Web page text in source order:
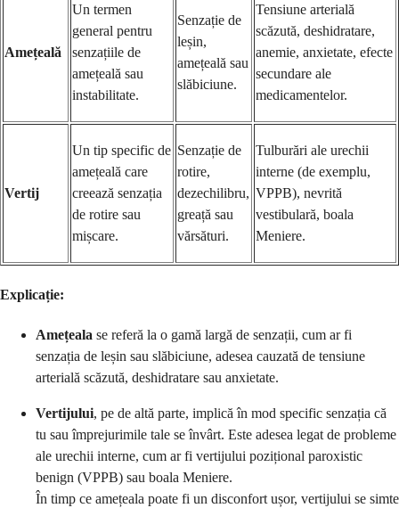
Amețeală
Un termen
general pentru
senzațiile de
amețeală sau
instabilitate.
Senzație de
leșin,
amețeală sau
slăbiciune.
Tensiune arterială
scăzută, deshidratare,
anemie, anxietate, efecte
secundare ale
medicamentelor.
Vertij
Un tip specific de
amețeală care
creează senzația
de rotire sau
mișcare.
Senzație de
rotire,
dezechilibru,
greață sau
vărsături.
Tulburări ale urechii
interne (de exemplu,
VPPB), nevrită
vestibulară, boala
Meniere.
Explicație:
Amețeala se referă la o gamă largă de senzații, cum ar fi
senzația de leșin sau slăbiciune, adesea cauzată de tensiune
arterială scăzută, deshidratare sau anxietate.
Vertijului, pe de altă parte, implică în mod specific senzația că
tu sau împrejurimile tale se învârt. Este adesea legat de probleme
ale urechii interne, cum ar fi vertijului pozițional paroxistic
benign (VPPB) sau boala Meniere.
În timp ce amețeala poate fi un disconfort ușor, vertijului se simte